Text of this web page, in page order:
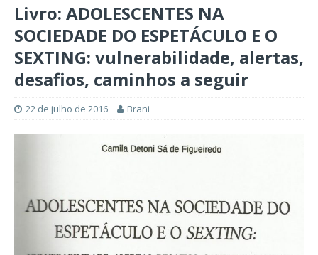
Livro: ADOLESCENTES NA
SOCIEDADE DO ESPETÁCULO E O
SEXTING: vulnerabilidade, alertas,
desafios, caminhos a seguir
22 de julho de 2016 Brani